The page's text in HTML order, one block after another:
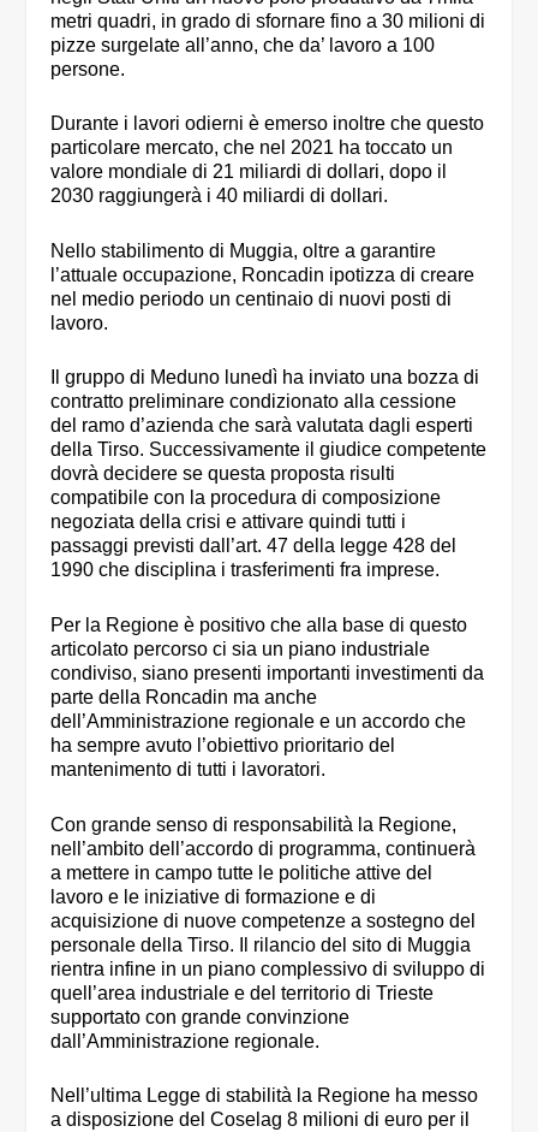
metri quadri, in grado di sfornare fino a 30 milioni di
pizze surgelate all’anno, che da’ lavoro a 100
persone.
Durante i lavori odierni è emerso inoltre che questo
particolare mercato, che nel 2021 ha toccato un
valore mondiale di 21 miliardi di dollari, dopo il
2030 raggiungerà i 40 miliardi di dollari.
Nello stabilimento di Muggia, oltre a garantire
l’attuale occupazione, Roncadin ipotizza di creare
nel medio periodo un centinaio di nuovi posti di
lavoro.
Il gruppo di Meduno lunedì ha inviato una bozza di
contratto preliminare condizionato alla cessione
del ramo d’azienda che sarà valutata dagli esperti
della Tirso. Successivamente il giudice competente
dovrà decidere se questa proposta risulti
compatibile con la procedura di composizione
negoziata della crisi e attivare quindi tutti i
passaggi previsti dall’art. 47 della legge 428 del
1990 che disciplina i trasferimenti fra imprese.
Per la Regione è positivo che alla base di questo
articolato percorso ci sia un piano industriale
condiviso, siano presenti importanti investimenti da
parte della Roncadin ma anche
dell’Amministrazione regionale e un accordo che
ha sempre avuto l’obiettivo prioritario del
mantenimento di tutti i lavoratori.
Con grande senso di responsabilità la Regione,
nell’ambito dell’accordo di programma, continuerà
a mettere in campo tutte le politiche attive del
lavoro e le iniziative di formazione e di
acquisizione di nuove competenze a sostegno del
personale della Tirso. Il rilancio del sito di Muggia
rientra infine in un piano complessivo di sviluppo di
quell’area industriale e del territorio di Trieste
supportato con grande convinzione
dall’Amministrazione regionale.
Nell’ultima Legge di stabilità la Regione ha messo
a disposizione del Coselag 8 milioni di euro per il